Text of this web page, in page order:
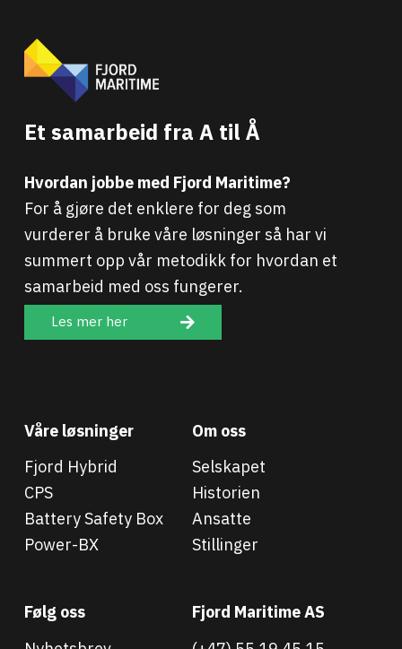
Et samarbeid fra A til Å
Hvordan jobbe med Fjord Maritime?
For å gjøre det enklere for deg som
vurderer å bruke våre løsninger så har vi
summert opp vår metodikk for hvordan et
samarbeid med oss fungerer.
Les mer her
Våre løsninger
Fjord Hybrid
CPS
Battery Safety Box
Power-BX
Om oss
Selskapet
Historien
Ansatte
Stillinger
Følg oss
Fjord Maritime AS